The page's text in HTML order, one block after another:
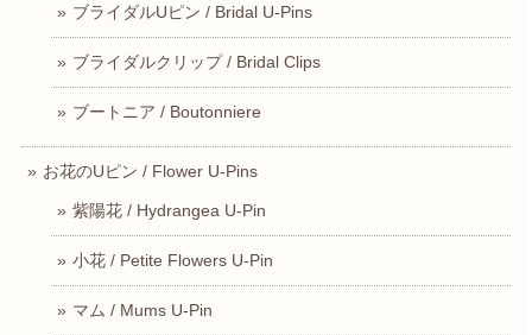
ブライダルUピン / Bridal U-Pins
ブライダルクリップ / Bridal Clips
ブートニア / Boutonniere
お花のUピン / Flower U-Pins
紫陽花 / Hydrangea U-Pin
小花 / Petite Flowers U-Pin
マム / Mums U-Pin